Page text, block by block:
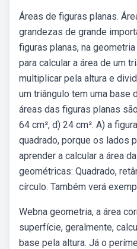
Áreas de figuras planas.
grandezas de grande
figuras planas, na
para calcular a área de um
multiplicar pela altura e
um triângulo tem uma base
áreas das figuras planas
64 cm², d) 24 cm². A) a
quadrado, porque os lados
aprender a calcular a área
geométricas: Quadrado,
círculo. Também verá
Webna geometria, a área
superfície, geralmente,
base pela altura. Já o